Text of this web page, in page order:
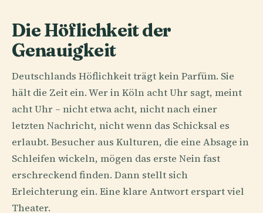
Die Höflichkeit der
Genauigkeit
Deutschlands Höflichkeit trägt kein Parfüm. Sie
hält die Zeit ein. Wer in Köln acht Uhr sagt, meint
acht Uhr – nicht etwa acht, nicht nach einer
letzten Nachricht, nicht wenn das Schicksal es
erlaubt. Besucher aus Kulturen, die eine Absage in
Schleifen wickeln, mögen das erste Nein fast
erschreckend finden. Dann stellt sich
Erleichterung ein. Eine klare Antwort erspart viel
Theater.